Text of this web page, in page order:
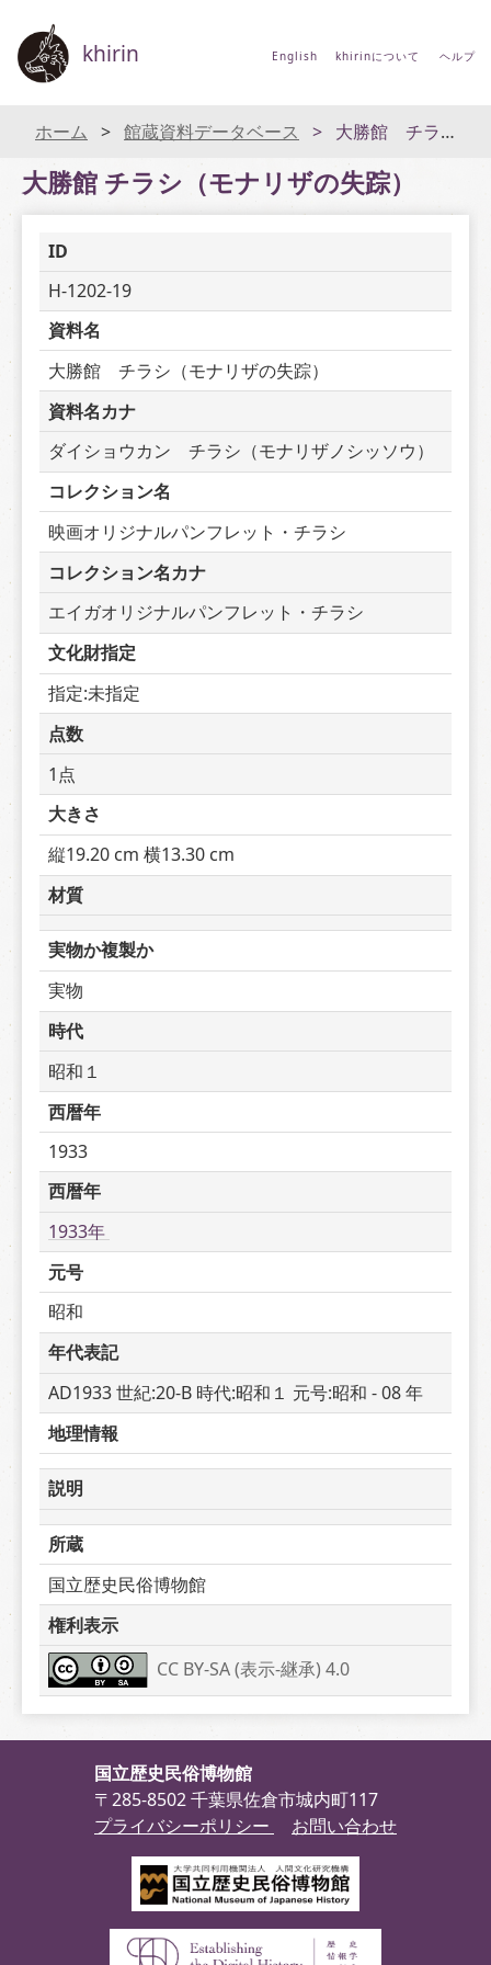
khirin English khirinについて ヘルプ
ホーム 館蔵資料データベース 大勝館 チラシ（モナリザの失踪）
大勝館 チラシ（モナリザの失踪）
ID
H-1202-19
資料名
大勝館　チラシ（モナリザの失踪）
資料名カナ
ダイショウカン　チラシ（モナリザノシッソウ）
コレクション名
映画オリジナルパンフレット・チラシ
コレクション名カナ
エイガオリジナルパンフレット・チラシ
文化財指定
指定:未指定
点数
1点
大きさ
縦19.20 cm 横13.30 cm
材質
実物か複製か
実物
時代
昭和１
西暦年
1933
西暦年
1933年
元号
昭和
年代表記
AD1933 世紀:20-B 時代:昭和１ 元号:昭和 - 08 年
地理情報
説明
所蔵
国立歴史民俗博物館
権利表示
CC BY-SA (表示-継承) 4.0
国立歴史民俗博物館
〒285-8502 千葉県佐倉市城内町117
プライバシーポリシー
お問い合わせ